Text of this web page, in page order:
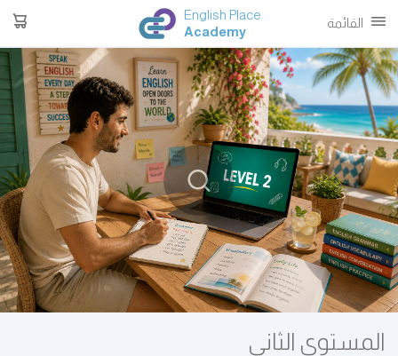
القائمة
English Place
Academy
المستوى الثاني